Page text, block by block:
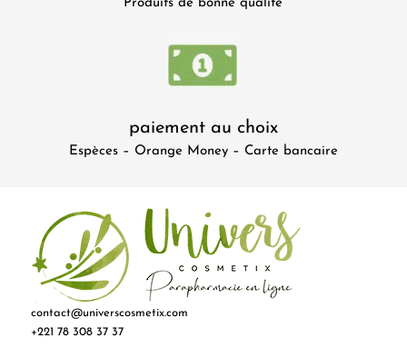
Produits de bonne qualité
paiement au choix
Espèces – Orange Money – Carte bancaire
contact@universcosmetix.com
+221 78 308 37 37